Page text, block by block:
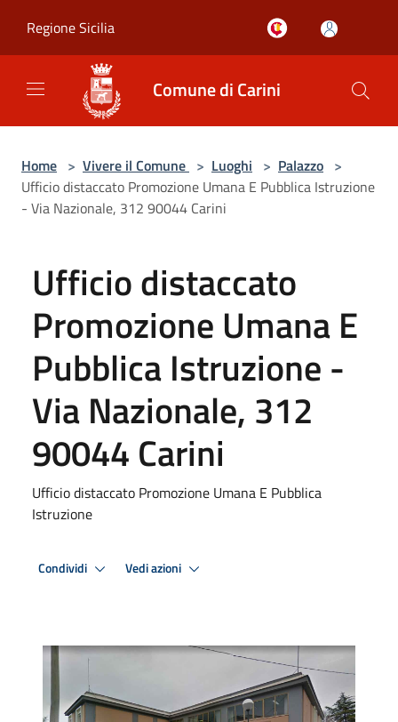
Regione Sicilia
Comune di Carini
Home > Vivere il Comune > Luoghi > Palazzo >
Ufficio distaccato Promozione Umana E Pubblica Istruzione
- Via Nazionale, 312 90044 Carini
Ufficio distaccato
Promozione Umana E
Pubblica Istruzione -
Via Nazionale, 312
90044 Carini
Ufficio distaccato Promozione Umana E Pubblica
Istruzione
Condividi Vedi azioni